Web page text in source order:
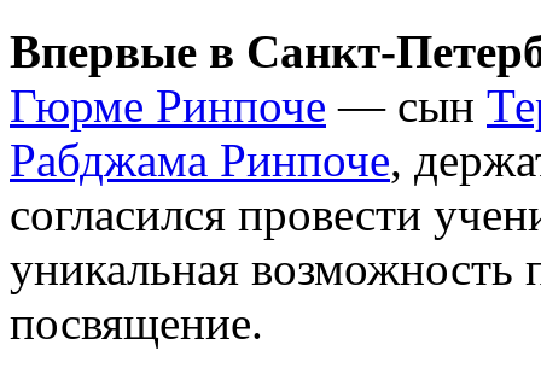
Впервые в Санкт-
Гюрме Ринпоче — сын
Рабджама Ринпоче,
согласился провести
уникальная возможность
посвящение.